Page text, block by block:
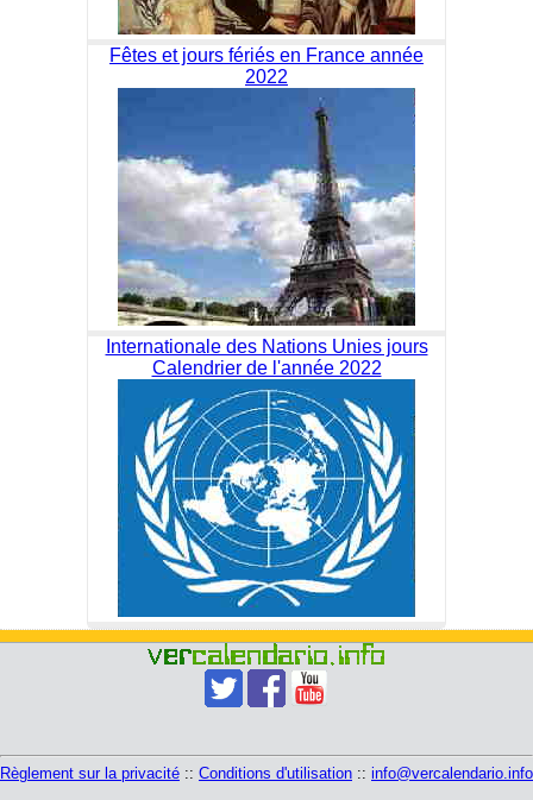
Fêtes et jours fériés en France année
2022
Internationale des Nations Unies jours
Calendrier de l'année 2022
Règlement sur la privacité :: Conditions d'utilisation :: info@vercalendario.info